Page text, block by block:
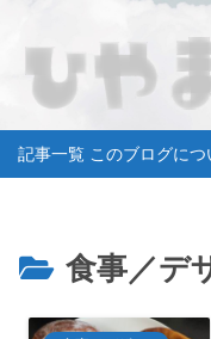
記事一覧 このブログにつ
食事／デ